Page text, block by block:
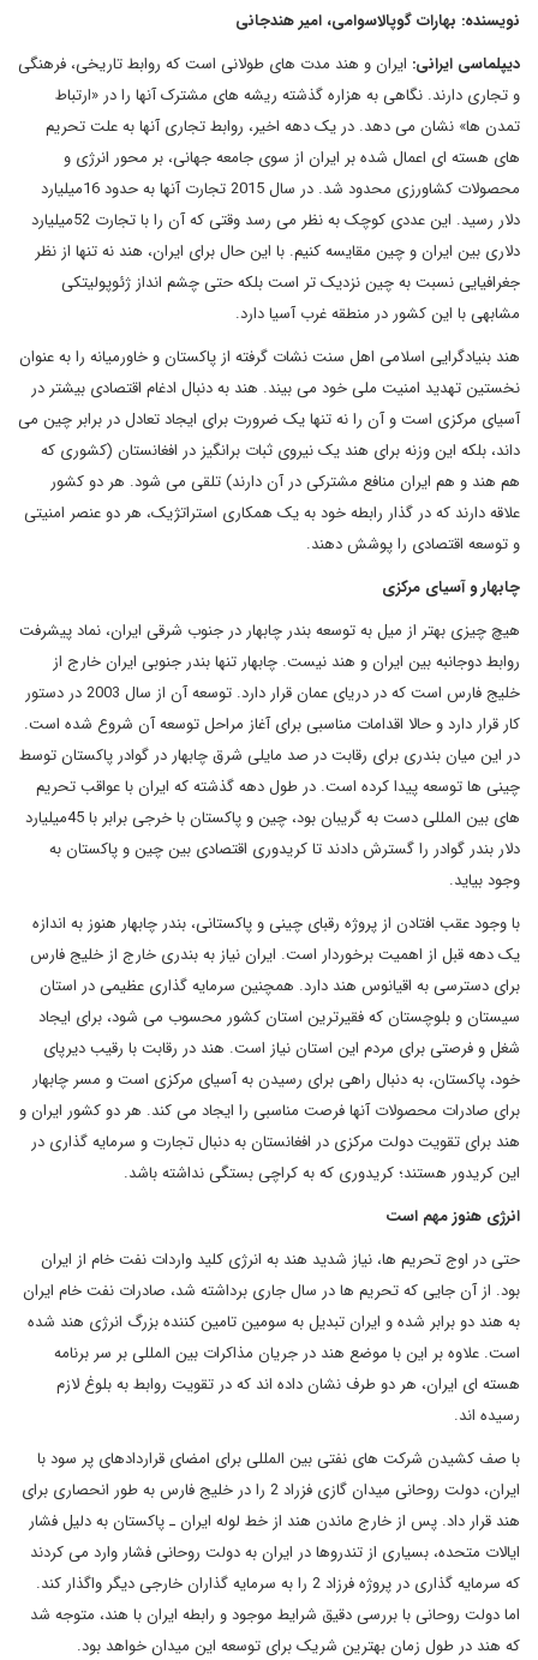
نویسنده: بهارات گوپالاسوامی، امیر هندجانی
دیپلماسی ایرانی: ایران و هند مدت های طولانی است که روابط تاریخی، فرهنگی
و تجاری دارند. نگاهی به هزاره گذشته ریشه های مشترک آنها را در «ارتباط
تمدن ها» نشان می دهد. در یک دهه اخیر، روابط تجاری آنها به علت تحریم
های هسته ای اعمال شده بر ایران از سوی جامعه جهانی، بر محور انرژی و
محصولات کشاورزی محدود شد. در سال 2015 تجارت آنها به حدود 16میلیارد
دلار رسید. این عددی کوچک به نظر می رسد وقتی که آن را با تجارت 52میلیارد
دلاری بین ایران و چین مقایسه کنیم. با این حال برای ایران، هند نه تنها از نظر
جغرافیایی نسبت به چین نزدیک تر است بلکه حتی چشم انداز ژئوپولیتکی
مشابهی با این کشور در منطقه غرب آسیا دارد.
هند بنیادگرایی اسلامی اهل سنت نشات گرفته از پاکستان و خاورمیانه را به عنوان
نخستین تهدید امنیت ملی خود می بیند. هند به دنبال ادغام اقتصادی بیشتر در
آسیای مرکزی است و آن را نه تنها یک ضرورت برای ایجاد تعادل در برابر چین می
داند، بلکه این وزنه برای هند یک نیروی ثبات برانگیز در افغانستان (کشوری که
هم هند و هم ایران منافع مشترکی در آن دارند) تلقی می شود. هر دو کشور
علاقه دارند که در گذار رابطه خود به یک همکاری استراتژیک، هر دو عنصر امنیتی
و توسعه اقتصادی را پوشش دهند.
چابهار و آسیای مرکزی
هیچ چیزی بهتر از میل به توسعه بندر چابهار در جنوب شرقی ایران، نماد پیشرفت
روابط دوجانبه بین ایران و هند نیست. چابهار تنها بندر جنوبی ایران خارج از
خلیج فارس است که در دریای عمان قرار دارد. توسعه آن از سال 2003 در دستور
کار قرار دارد و حالا اقدامات مناسبی برای آغاز مراحل توسعه آن شروع شده است.
در این میان بندری برای رقابت در صد مایلی شرق چابهار در گوادر پاکستان توسط
چینی ها توسعه پیدا کرده است. در طول دهه گذشته که ایران با عواقب تحریم
های بین المللی دست به گریبان بود، چین و پاکستان با خرجی برابر با 45میلیارد
دلار بندر گوادر را گسترش دادند تا کریدوری اقتصادی بین چین و پاکستان به
وجود بیاید.
با وجود عقب افتادن از پروژه رقبای چینی و پاکستانی، بندر چابهار هنوز به اندازه
یک دهه قبل از اهمیت برخوردار است. ایران نیاز به بندری خارج از خلیج فارس
برای دسترسی به اقیانوس هند دارد. همچنین سرمایه گذاری عظیمی در استان
سیستان و بلوچستان که فقیرترین استان کشور محسوب می شود، برای ایجاد
شغل و فرصتی برای مردم این استان نیاز است. هند در رقابت با رقیب دیرپای
خود، پاکستان، به دنبال راهی برای رسیدن به آسیای مرکزی است و مسر چابهار
برای صادرات محصولات آنها فرصت مناسبی را ایجاد می کند. هر دو کشور ایران و
هند برای تقویت دولت مرکزی در افغانستان به دنبال تجارت و سرمایه گذاری در
این کریدور هستند؛ کریدوری که به کراچی بستگی نداشته باشد.
انرژی هنوز مهم است
حتی در اوج تحریم ها، نیاز شدید هند به انرژی کلید واردات نفت خام از ایران
بود. از آن جایی که تحریم ها در سال جاری برداشته شد، صادرات نفت خام ایران
به هند دو برابر شده و ایران تبدیل به سومین تامین کننده بزرگ انرژی هند شده
است. علاوه بر این با موضع هند در جریان مذاکرات بین المللی بر سر برنامه
هسته ای ایران، هر دو طرف نشان داده اند که در تقویت روابط به بلوغ لازم
رسیده اند.
با صف کشیدن شرکت های نفتی بین المللی برای امضای قراردادهای پر سود با
ایران، دولت روحانی میدان گازی فزراد 2 را در خلیج فارس به طور انحصاری برای
هند قرار داد. پس از خارج ماندن هند از خط لوله ایران ـ پاکستان به دلیل فشار
ایالات متحده، بسیاری از تندروها در ایران به دولت روحانی فشار وارد می کردند
که سرمایه گذاری در پروژه فرزاد 2 را به سرمایه گذاران خارجی دیگر واگذار کند.
اما دولت روحانی با بررسی دقیق شرایط موجود و رابطه ایران با هند، متوجه شد
که هند در طول زمان بهترین شریک برای توسعه این میدان خواهد بود.